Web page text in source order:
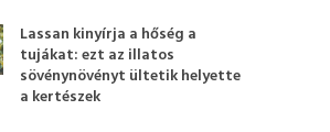
Lassan kinyírja a hőség a
tujákat: ezt az illatos
sövénynövényt ültetik helyette
a kertészek